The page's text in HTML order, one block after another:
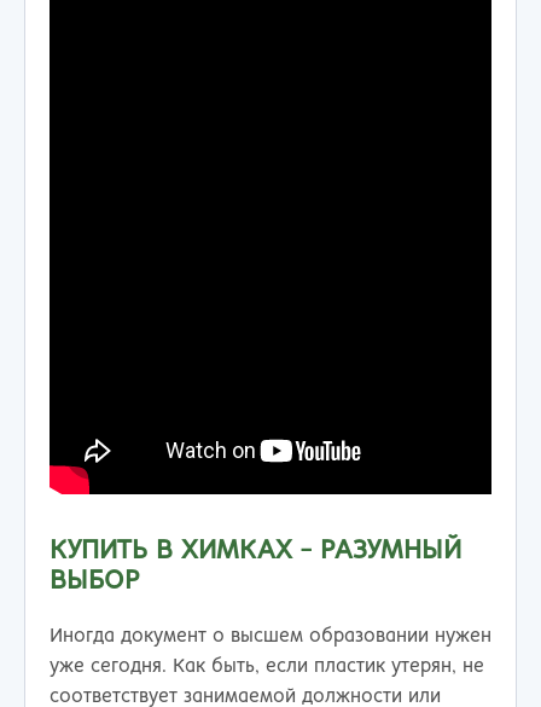
КУПИТЬ В ХИМКАХ - РАЗУМНЫЙ
ВЫБОР
Иногда документ о высшем образовании нужен
уже сегодня. Как быть, если пластик утерян, не
соответствует занимаемой должности или